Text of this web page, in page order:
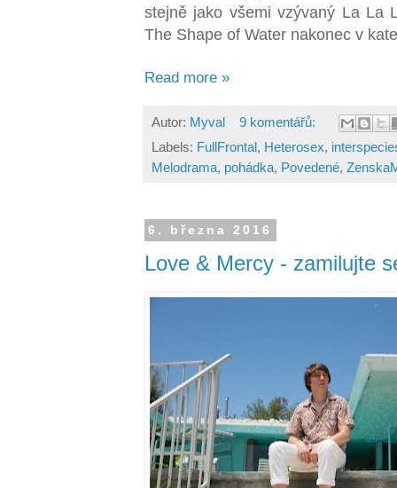
stejně jako všemi vzývaný La La
The Shape of Water nakonec v
Read more »
Autor: Myval
9 komentářů:
Labels: FullFrontal, Heterosex,
Melodrama, pohádka, Povedené,
6. března 2016
Love & Mercy - zamilujte